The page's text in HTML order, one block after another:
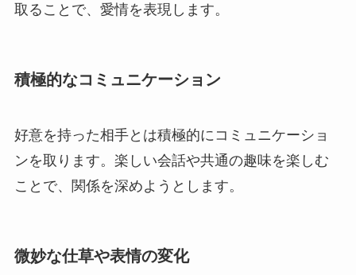
取ることで、愛情を表現します。
積極的なコミュニケーション
好意を持った相手とは積極的にコミュニケーショ
ンを取ります。楽しい会話や共通の趣味を楽しむ
ことで、関係を深めようとします。
微妙な仕草や表情の変化